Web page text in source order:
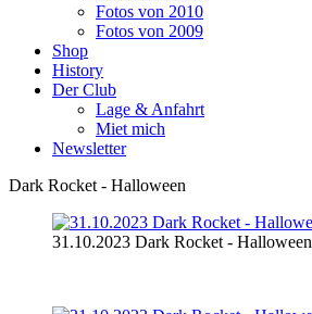
Fotos von 2010
Fotos von 2009
Shop
History
Der Club
Lage & Anfahrt
Miet mich
Newsletter
Dark Rocket - Halloween
31.10.2023 Dark Rocket - Halloween